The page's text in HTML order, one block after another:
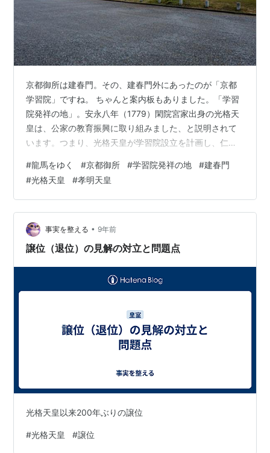
京都御所は建春門。その、建春門外にあったのが「京都
学習院」ですね。 ちゃんと案内板もありました。「学習
院発祥の地」。安永八年（1779）閑院宮家出身の光格天
皇は、公家の教育振興に取り組みました、と説明されて
います。つまり、光格天皇が学習院設立を計画し、仁
に開講したわけです。「公家や御所勤めの役人、その子
弟に漢字と和学を教えることとし、嘉永二年（1849）孝
明天皇より「学習院」の勅額が下賜され校名が定まりま
した」と説明されています。 説明版を読む限りでは公家
の学校、読み書きを教えるVIPで雅な教育機関というイメ
ージです。しかし、時は幕末、京都…
#龍馬をゆく #京都御所 #学習院発祥の地 #建春門
#光格天皇 #孝明天皇
事実を整える • 9年前
譲位（退位）の見解の対立と問題点
光格天皇以来200年ぶりの譲位
#光格天皇 #譲位